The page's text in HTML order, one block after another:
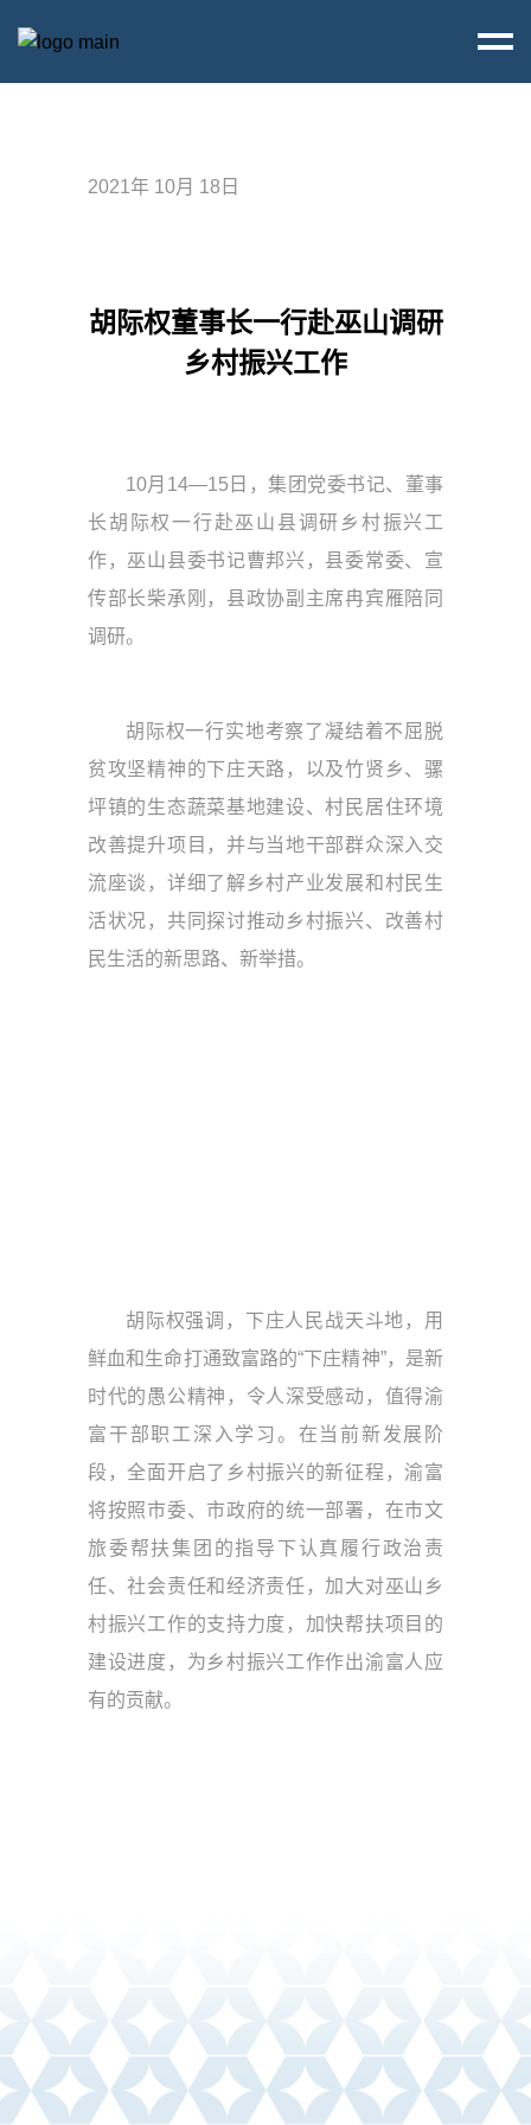
2021年 10月 18日
胡际权董事长一行赴巫山调研
乡村振兴工作
10月14—15日，集团党委书记、董事
长胡际权一行赴巫山县调研乡村振兴工
作，巫山县委书记曹邦兴，县委常委、宣
传部长柴承刚，县政协副主席冉宾雁陪同
调研。
胡际权一行实地考察了凝结着不屈脱
贫攻坚精神的下庄天路，以及竹贤乡、骡
坪镇的生态蔬菜基地建设、村民居住环境
改善提升项目，并与当地干部群众深入交
流座谈，详细了解乡村产业发展和村民生
活状况，共同探讨推动乡村振兴、改善村
民生活的新思路、新举措。
胡际权强调，下庄人民战天斗地，用
鲜血和生命打通致富路的“下庄精神”，是新
时代的愚公精神，令人深受感动，值得渝
富干部职工深入学习。在当前新发展阶
段，全面开启了乡村振兴的新征程，渝富
将按照市委、市政府的统一部署，在市文
旅委帮扶集团的指导下认真履行政治责
任、社会责任和经济责任，加大对巫山乡
村振兴工作的支持力度，加快帮扶项目的
建设进度，为乡村振兴工作作出渝富人应
有的贡献。